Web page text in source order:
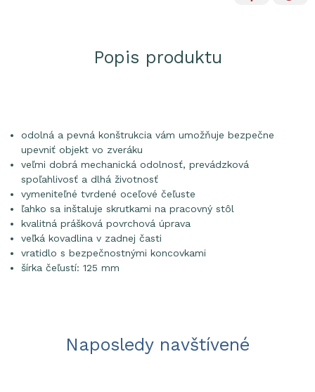
Popis produktu
odolná a pevná konštrukcia vám umožňuje bezpečne
upevniť objekt vo zveráku
veľmi dobrá mechanická odolnosť, prevádzková
spoľahlivosť a dlhá životnosť
vymeniteľné tvrdené oceľové čeľuste
ľahko sa inštaluje skrutkami na pracovný stôl
kvalitná prášková povrchová úprava
veľká kovadlina v zadnej časti
vratidlo s bezpečnostnými koncovkami
šírka čeľustí: 125 mm
Naposledy navštívené